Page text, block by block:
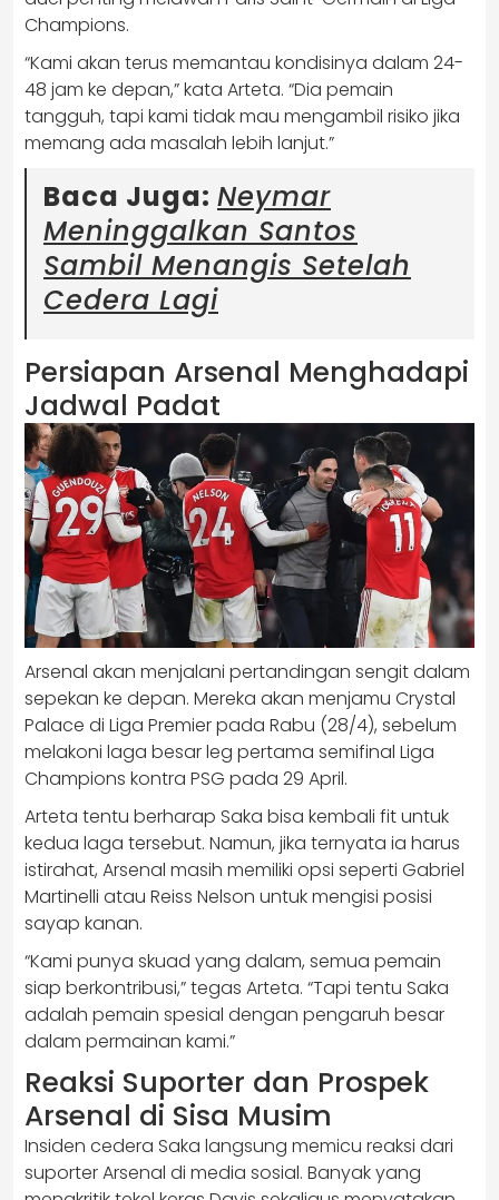
Champions.
“Kami akan terus memantau kondisinya dalam 24-
48 jam ke depan,” kata Arteta. “Dia pemain
tangguh, tapi kami tidak mau mengambil risiko jika
memang ada masalah lebih lanjut.”
Baca Juga: Neymar
Meninggalkan Santos
Sambil Menangis Setelah
Cedera Lagi
Persiapan Arsenal Menghadapi
Jadwal Padat
Arsenal akan menjalani pertandingan sengit dalam
sepekan ke depan. Mereka akan menjamu Crystal
Palace di Liga Premier pada Rabu (28/4), sebelum
melakoni laga besar leg pertama semifinal Liga
Champions kontra PSG pada 29 April.
Arteta tentu berharap Saka bisa kembali fit untuk
kedua laga tersebut. Namun, jika ternyata ia harus
istirahat, Arsenal masih memiliki opsi seperti Gabriel
Martinelli atau Reiss Nelson untuk mengisi posisi
sayap kanan.
“Kami punya skuad yang dalam, semua pemain
siap berkontribusi,” tegas Arteta. “Tapi tentu Saka
adalah pemain spesial dengan pengaruh besar
dalam permainan kami.”
Reaksi Suporter dan Prospek
Arsenal di Sisa Musim
Insiden cedera Saka langsung memicu reaksi dari
suporter Arsenal di media sosial. Banyak yang